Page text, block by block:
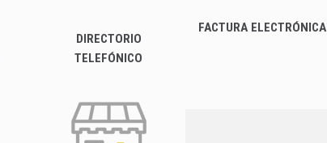
DIRECTORIO
TELEFÓNICO
FACTURA ELECTRÓNICA